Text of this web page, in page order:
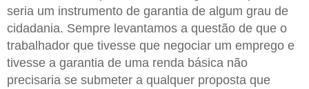
seria um instrumento de garantia de algum grau de
cidadania. Sempre levantamos a questão de que o
trabalhador que tivesse que negociar um emprego e
tivesse a garantia de uma renda básica não
precisaria se submeter a qualquer proposta que